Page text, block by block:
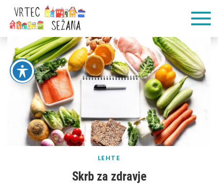
Skip
content
Sežana
Veliko pogumnih
LEHTE
Skrb za zdravje